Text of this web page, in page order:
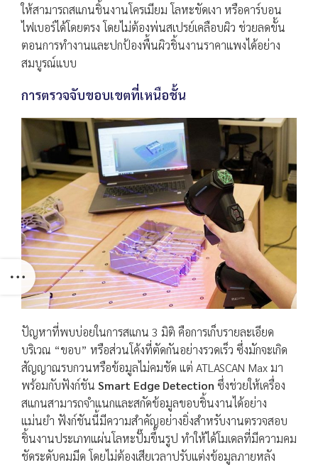
ให้สามารถสแกนชิ้นงานโครเมียม โลหะขัดเงา หรือคาร์บอน
ไฟเบอร์ได้โดยตรง โดยไม่ต้องพ่นสเปรย์เคลือบผิว ช่วยลดขั้น
ตอนการทำงานและปกป้องพื้นผิวชิ้นงานราคาแพงได้อย่าง
สมบูรณ์แบบ
การตรวจจับขอบเขตที่เหนือชั้น
ปัญหาที่พบบ่อยในการสแกน 3 มิติ คือการเก็บรายละเอียด
บริเวณ “ขอบ” หรือส่วนโค้งที่ตัดกันอย่างรวดเร็ว ซึ่งมักจะเกิด
สัญญาณรบกวนหรือข้อมูลไม่คมชัด แต่ ATLASCAN Max มา
พร้อมกับฟังก์ชัน Smart Edge Detection ซึ่งช่วยให้เครื่อง
สแกนสามารถจำแนกและสกัดข้อมูลขอบชิ้นงานได้อย่าง
แม่นยำ ฟังก์ชันนี้มีความสำคัญอย่างยิ่งสำหรับงานตรวจสอบ
ชิ้นงานประเภทแผ่นโลหะปั๊มขึ้นรูป ทำให้ได้โมเดลที่มีความคม
ชัดระดับคมมีด โดยไม่ต้องเสียเวลาปรับแต่งข้อมูลภายหลัง